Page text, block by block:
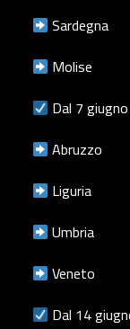
Sardegna
Molise
Dal 7 giugno
Abruzzo
Liguria
Umbria
Veneto
Dal 14